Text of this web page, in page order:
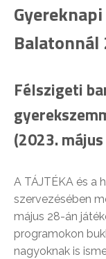
Balatonnál
Félszigeti
(2023.
A TÁJTÉKA és a
szervezésében
május 28-án
programokon
nagyoknak is